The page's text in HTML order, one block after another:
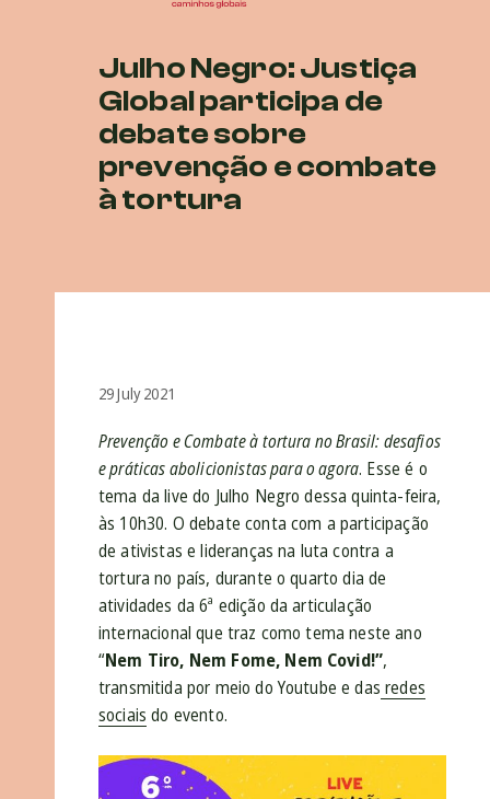
Julho Negro: Justiça
Global participa de
debate sobre
prevenção e combate
à tortura
29 July 2021
Prevenção e Combate à tortura no Brasil: desafios
e práticas abolicionistas para o agora. Esse é o
tema da live do Julho Negro dessa quinta-feira,
às 10h30. O debate conta com a participação
de ativistas e lideranças na luta contra a
tortura no país, durante o quarto dia de
atividades da 6ª edição da articulação
internacional que traz como tema neste ano
“Nem Tiro, Nem Fome, Nem Covid!”,
transmitida por meio do Youtube e das redes
sociais do evento.